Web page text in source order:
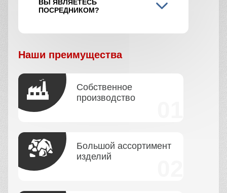
ВЫ ЯВЛЯЕТЕСЬ
ПОСРЕДНИКОМ?
Наши преимущества
Собственное
производство
Большой ассортимент
изделий